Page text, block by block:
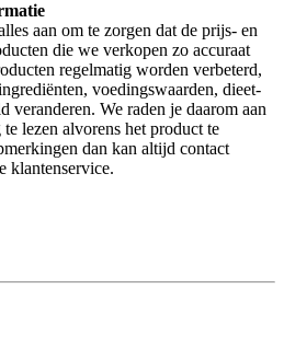
aan om te zorgen dat de prijs- en
die we verkopen zo accuraat
regelmatig worden verbeterd,
voedingswaarden, dieet-
veranderen. We raden je daarom aan
lezen alvorens het product te
dan kan altijd contact
klantenservice.